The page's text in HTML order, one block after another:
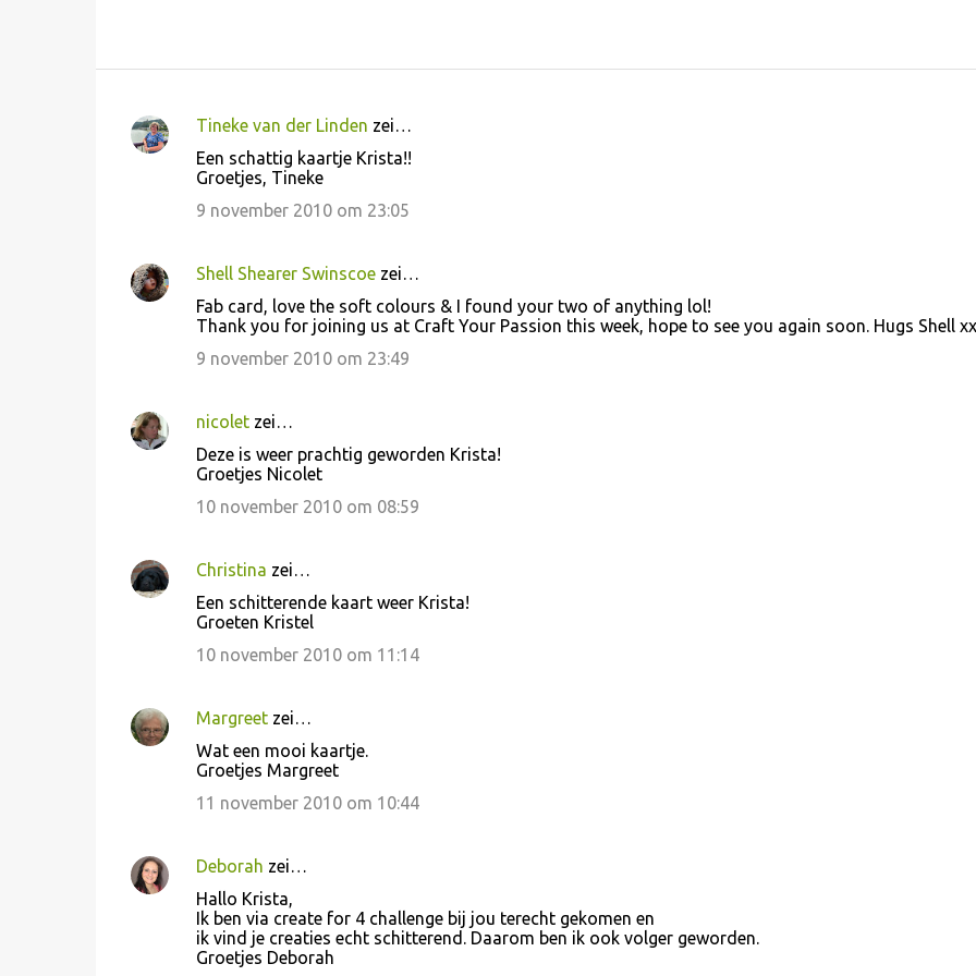
R
t
i
Tineke van der Linden zei…
Een schattig kaartje Krista!!
Groetjes, Tineke
9 november 2010 om 23:05
Shell Shearer Swinscoezei…
Fab card, love the soft colours & I found your two of anything lol!
Thank you for joining us at Craft Your Passion this week, hope to see you again soon. Hugs Shell xx
9 november 2010 om 23:49
nicoletzei…
Deze is weer prachtig geworden Krista!
Groetjes Nicolet
10 november 2010 om 08:59
Christina zei…
Een schitterende kaart weer Krista!
Groeten Kristel
10 november 2010 om 11:14
Margreetzei…
Wat een mooi kaartje.
Groetjes Margreet
11 november 2010 om 10:44
Deborah zei…
Hallo Krista,
Ik ben via create for 4 challenge bij jou terecht gekomen en
ik vind je creaties echt schitterend. Daarom ben ik ook volger geworden.
Groetjes Deborah